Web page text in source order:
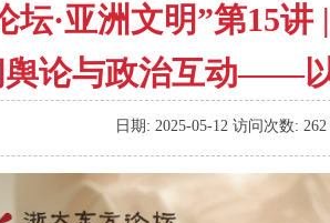
坛·亚洲文明”第15
舆论与政治互动——
日期: 2025-05-12 访问次数: 262